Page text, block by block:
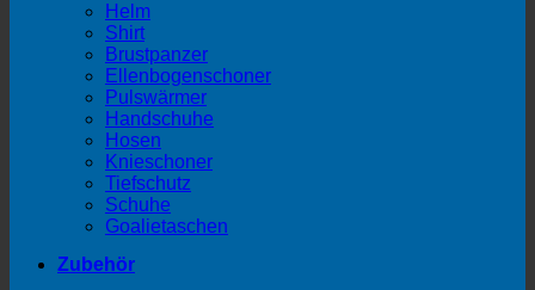
Helm
Shirt
Brustpanzer
Ellenbogenschoner
Pulswärmer
Handschuhe
Hosen
Knieschoner
Tiefschutz
Schuhe
Goalietaschen
Zubehör